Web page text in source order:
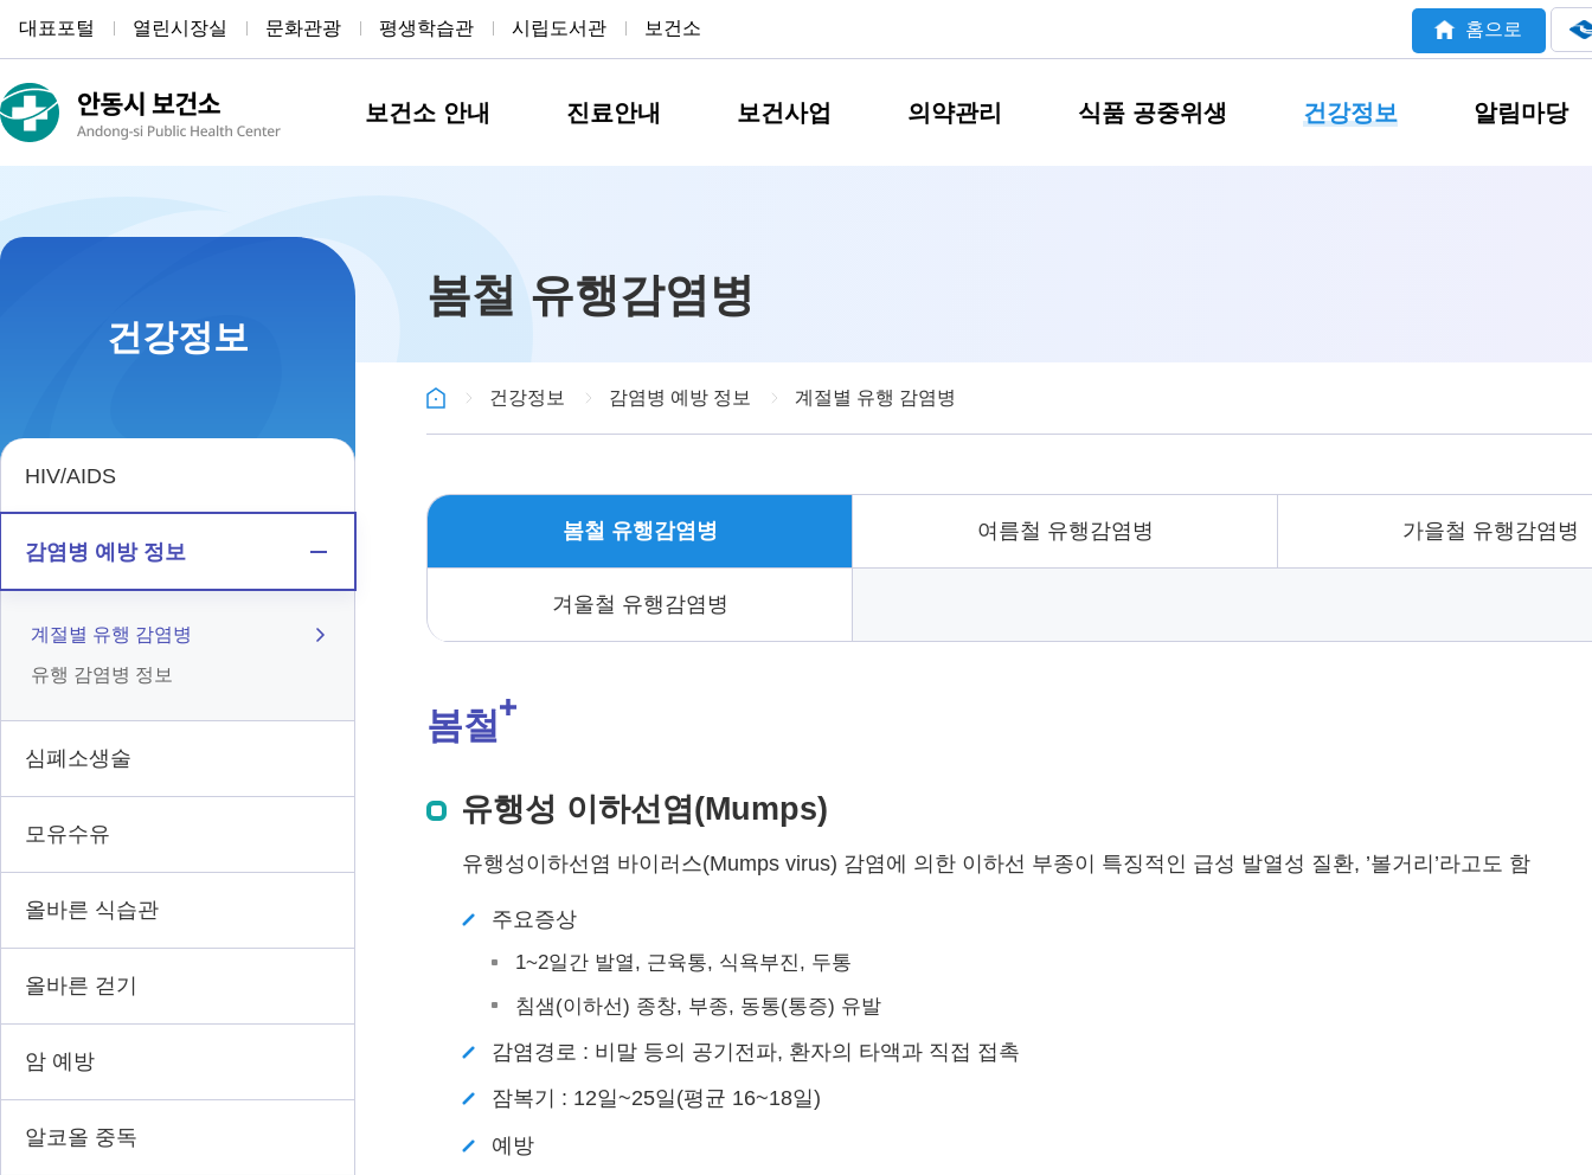
대표포털 열린시장실 문화관광 평생학습관 시립도서관 보건소 홈으로
보건소 안내 진료안내 보건사업 의약관리 식품 공중위생 건강정보 알림마당
건강정보
HIV/AIDS
감염병 예방 정보
계절별 유행 감염병
유행 감염병 정보
심폐소생술
모유수유
올바른 식습관
올바른 걷기
암 예방
알코올 중독
봄철 유행감염병
건강정보 감염병 예방 정보 계절별 유행 감염병
봄철 유행감염병 여름철 유행감염병 가을철 유행감염병
겨울철 유행감염병
봄철
유행성 이하선염(Mumps)
유행성이하선염 바이러스(Mumps virus) 감염에 의한 이하선 부종이 특징적인 급성 발열성 질환, ’볼거리’라고도 함
주요증상
1~2일간 발열, 근육통, 식욕부진, 두통
침샘(이하선) 종창, 부종, 동통(통증) 유발
감염경로 : 비말 등의 공기전파, 환자의 타액과 직접 접촉
잠복기 : 12일~25일(평균 16~18일)
예방